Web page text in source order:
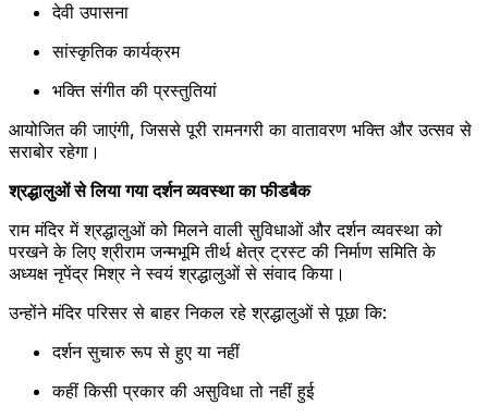
देवी उपासना
सांस्कृतिक कार्यक्रम
भक्ति संगीत की प्रस्तुतियां
आयोजित की जाएंगी, जिससे पूरी रामनगरी का वातावरण भक्ति और उत्सव से
सराबोर रहेगा।
श्रद्धालुओं से लिया गया दर्शन व्यवस्था का फीडबैक
राम मंदिर में श्रद्धालुओं को मिलने वाली सुविधाओं और दर्शन व्यवस्था को
परखने के लिए श्रीराम जन्मभूमि तीर्थ क्षेत्र ट्रस्ट की निर्माण समिति के
अध्यक्ष नृपेंद्र मिश्र ने स्वयं श्रद्धालुओं से संवाद किया।
उन्होंने मंदिर परिसर से बाहर निकल रहे श्रद्धालुओं से पूछा कि:
दर्शन सुचारु रूप से हुए या नहीं
कहीं किसी प्रकार की असुविधा तो नहीं हुई